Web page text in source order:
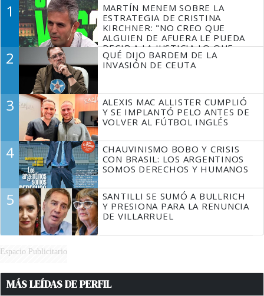
1
MARTÍN MENEM SOBRE LA
ESTRATEGIA DE CRISTINA
KIRCHNER: "NO CREO QUE
ALGUIEN DE AFUERA LE PUEDA
DECIR A LA JUSTICIA LO QUE
TIENE QUE HACER"
2
QUÉ DIJO BARDEM DE LA
INVASIÓN DE CEUTA
3
ALEXIS MAC ALLISTER CUMPLIÓ
Y SE IMPLANTÓ PELO ANTES DE
VOLVER AL FÚTBOL INGLÉS
4
CHAUVINISMO BOBO Y CRISIS
CON BRASIL: LOS ARGENTINOS
SOMOS DERECHOS Y HUMANOS
5
SANTILLI SE SUMÓ A BULLRICH
Y PRESIONA PARA LA RENUNCIA
DE VILLARRUEL
Espacio Publicitario
MÁS LEÍDAS DE PERFIL